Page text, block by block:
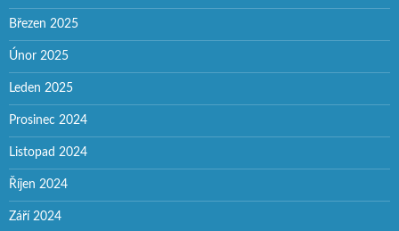
Březen 2025
Únor 2025
Leden 2025
Prosinec 2024
Listopad 2024
Říjen 2024
Září 2024